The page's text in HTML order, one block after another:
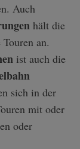
Auch
hält die
an.
ist auch die
sich in der
mit oder
oder